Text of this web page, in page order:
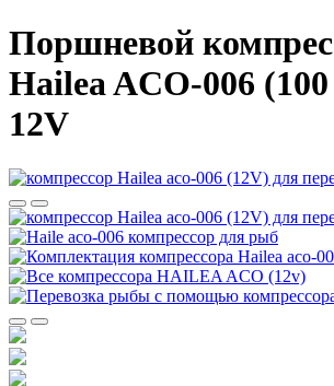
Поршневой
Hailea ACO-006
12V